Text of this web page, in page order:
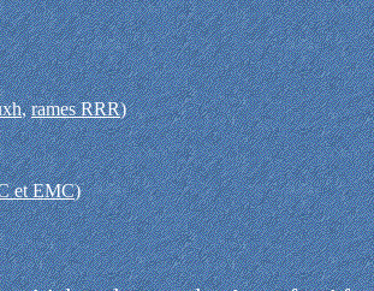
,rames RRR)
et EMC)